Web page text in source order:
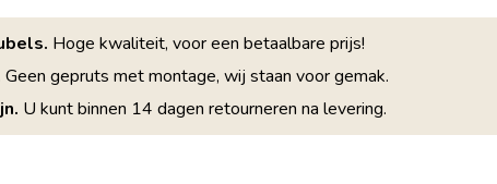
Hoge kwaliteit, voor een betaalbare prijs!
Geen gepruts met montage, wij staan voor gemak.
U kunt binnen 14 dagen retourneren na levering.